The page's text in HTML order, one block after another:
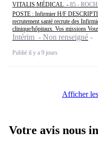
VITALIS MÉDICAL - 85 -
POSTE : Infirmier H/F
recrutement santé recrute des
clinique/hôpitaux. Vos missions
Intérim - Non renseigné
Publié il y a 9 jours
Afficher
Votre avis nous